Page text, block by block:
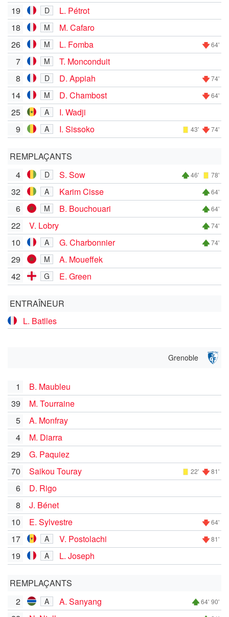
19 D
L. Pétrot
18
M
M. Cafaro
26
M L. Fomba 64'
7 M
T. Monconduit
8
D D. Appiah 74'
14 M D. Chambost 64'
25 A
I. Wadji
9
A I. Sissoko 43' 74'
REMPLAÇANTS
4
D S. Sow 46' 78'
32 A Karim Cisse 64'
6 M B. Bouchouari 64'
22 V. Lobry 74'
10 A G. Charbonnier 74'
29 M
A. Moueffek
42
G E. Green
ENTRAÎNEUR
L. Batlles
Grenoble
1
B. Maubleu
39
M. Tourraine
5
A. Monfray
4
M. Diarra
29
G. Paquiez
70
Saikou Touray 22' 81'
6
D. Rigo
8
J. Bénet
10
E. Sylvestre 64'
17 A V. Postolachi 81'
19 A L. Joseph
REMPLAÇANTS
2
A A. Sanyang 64' 90'